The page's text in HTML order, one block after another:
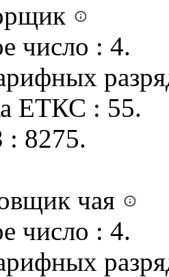
число : 4.
ЕТКС : 55.
8275.
чая
число : 4.